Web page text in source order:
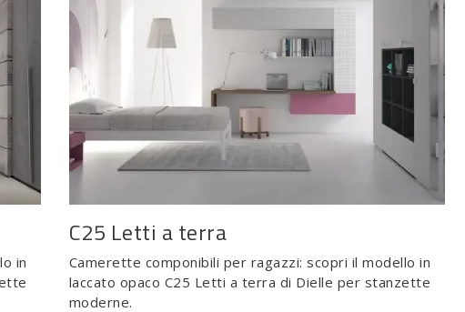
in
C25 Letti a terra
Camerette componibili per ragazzi: scopri il modello in
laccato opaco C25 Letti a terra di Dielle per stanzette
moderne.